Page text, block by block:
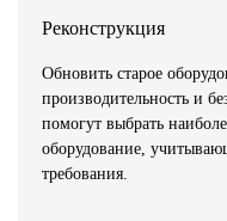
Реконструкция
Обновить старое
производительность и
помогут выбрать
оборудование,
требования.